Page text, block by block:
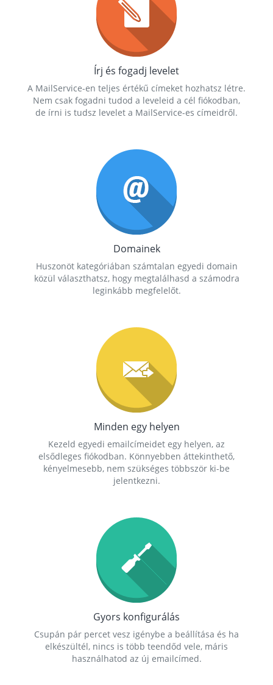
Írj és fogadj levelet
A MailService-en teljes értékű címeket hozhatsz létre.
Nem csak fogadni tudod a leveleid a cél fiókodban,
de írni is tudsz levelet a MailService-es címeidről.
Domainek
Huszonöt kategóriában számtalan egyedi domain
közül választhatsz, hogy megtalálhasd a számodra
leginkább megfelelőt.
Minden egy helyen
Kezeld egyedi emailcímeidet egy helyen, az
elsődleges fiókodban. Könnyebben áttekinthető,
kényelmesebb, nem szükséges többször ki-be
jelentkezni.
Gyors konfigurálás
Csupán pár percet vesz igénybe a beállítása és ha
elkészültél, nincs is több teendőd vele, máris
használhatod az új emailcímed.